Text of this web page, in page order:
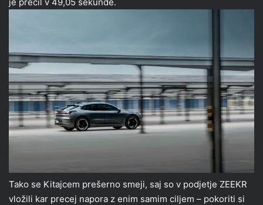
Tako se Kitajcem prešerno smeji, saj so v podjetje ZEEKR
vložili kar precej napora z enim samim ciljem – pokoriti si